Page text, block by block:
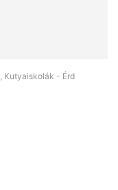
Kutyaiskolák - Érd